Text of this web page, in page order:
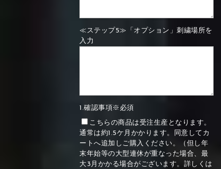
≪ステップ5≫「オプション」刺繍場所を
入力
1.確認事項※必須
こちらの商品は受注生産となります。
通常は約1.5ケ月かかります。同意してカ
ートへ追加しご購入ください。（但し年
末年始等の大型連休が重なった場合、最
大3月かかる場合がございます。詳しくは